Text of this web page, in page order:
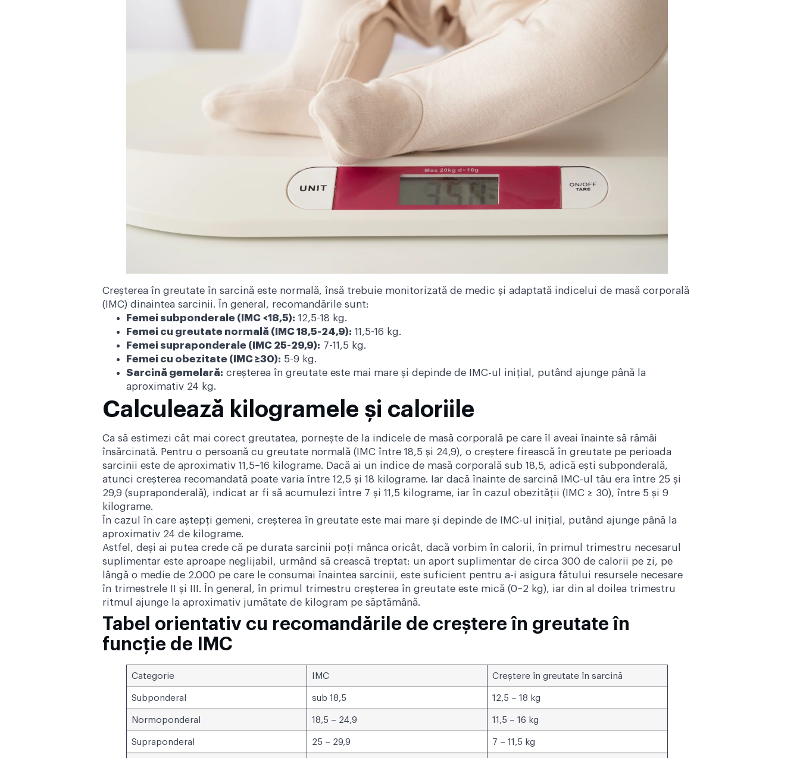
Creșterea în greutate în sarcină este normală, însă trebuie monitorizată de medic și adaptată indicelui de masă corporală
(IMC) dinaintea sarcinii. În general, recomandările sunt:
Femei subponderale (IMC <18,5): 12,5-18 kg.
Femei cu greutate normală (IMC 18,5-24,9): 11,5-16 kg.
Femei supraponderale (IMC 25-29,9): 7-11,5 kg.
Femei cu obezitate (IMC ≥30): 5-9 kg.
Sarcină gemelară: creșterea în greutate este mai mare și depinde de IMC-ul inițial, putând ajunge până la
aproximativ 24 kg.
Calculează kilogramele și caloriile
Ca să estimezi cât mai corect greutatea, pornește de la indicele de masă corporală pe care îl aveai înainte să rămâi
însărcinată. Pentru o persoană cu greutate normală (IMC între 18,5 și 24,9), o creștere firească în greutate pe perioada
sarcinii este de aproximativ 11,5–16 kilograme. Dacă ai un indice de masă corporală sub 18,5, adică ești subponderală,
atunci creșterea recomandată poate varia între 12,5 și 18 kilograme. Iar dacă înainte de sarcină IMC-ul tău era între 25 și
29,9 (supraponderală), indicat ar fi să acumulezi între 7 și 11,5 kilograme, iar în cazul obezității (IMC ≥ 30), între 5 și 9
kilograme.
În cazul în care aștepți gemeni, creșterea în greutate este mai mare și depinde de IMC-ul inițial, putând ajunge până la
aproximativ 24 de kilograme.
Astfel, deși ai putea crede că pe durata sarcinii poți mânca oricât, dacă vorbim în calorii, în primul trimestru necesarul
suplimentar este aproape neglijabil, urmând să crească treptat: un aport suplimentar de circa 300 de calorii pe zi, pe
lângă o medie de 2.000 pe care le consumai înaintea sarcinii, este suficient pentru a-i asigura fătului resursele necesare
în trimestrele II și III. În general, în primul trimestru creșterea în greutate este mică (0–2 kg), iar din al doilea trimestru
ritmul ajunge la aproximativ jumătate de kilogram pe săptămână.
Tabel orientativ cu recomandările de creștere în greutate în
funcție de IMC
Categorie IMC Creștere în greutate în sarcină
Subponderal sub 18,5 12,5 – 18 kg
Normoponderal 18,5 – 24,9 11,5 – 16 kg
Supraponderal 25 – 29,9 7 – 11,5 kg